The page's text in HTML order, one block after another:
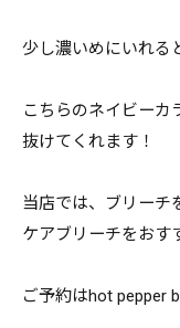
少し濃いめにいれる
こちらのネイビーカ
抜けてくれます！
当店では、ブリーチ
ケアブリーチをおす
ご予約はhot pepper